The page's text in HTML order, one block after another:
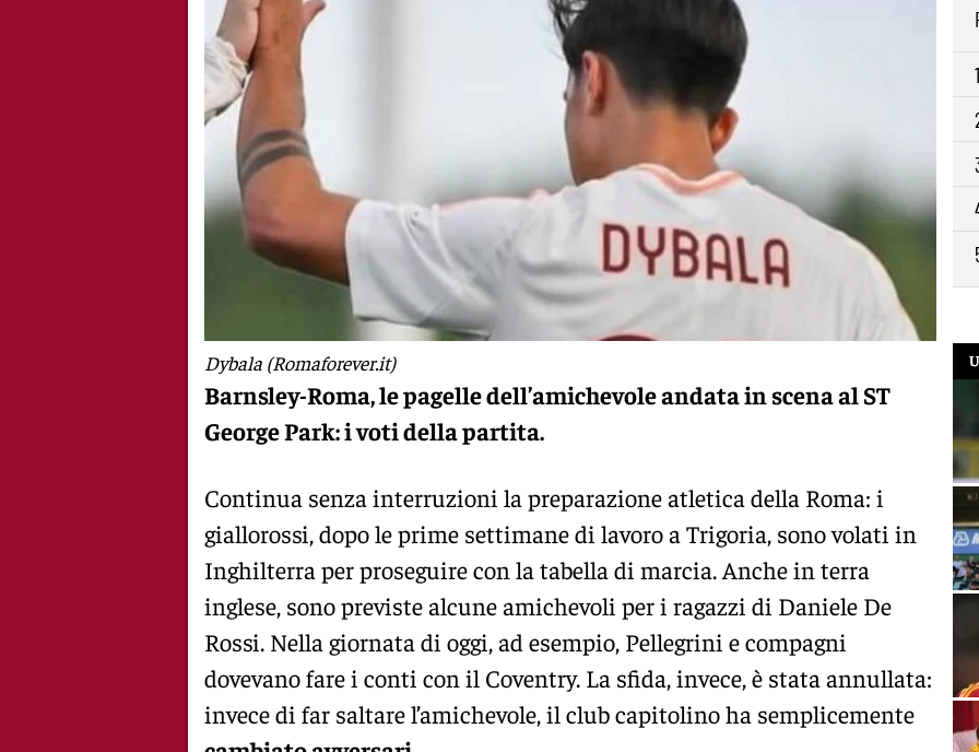
Dybala (Romaforever.it)
Barnsley-Roma, le pagelle dell’amichevole andata in scena al ST
George Park: i voti della partita.
Continua senza interruzioni la preparazione atletica della Roma: i
giallorossi, dopo le prime settimane di lavoro a Trigoria, sono volati in
Inghilterra per proseguire con la tabella di marcia. Anche in terra
inglese, sono previste alcune amichevoli per i ragazzi di Daniele De
Rossi. Nella giornata di oggi, ad esempio, Pellegrini e compagni
dovevano fare i conti con il Coventry. La sfida, invece, è stata annullata:
invece di far saltare l’amichevole, il club capitolino ha semplicemente
1